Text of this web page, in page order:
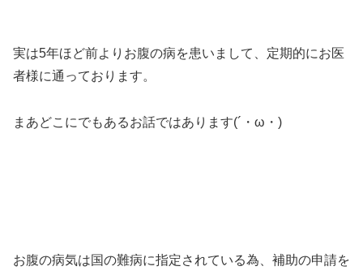
実は5年ほど前よりお腹の病を患いまして、定期的にお医
者様に通っております。
まあどこにでもあるお話ではあります(´・ω・)
お腹の病気は国の難病に指定されている為、補助の申請を